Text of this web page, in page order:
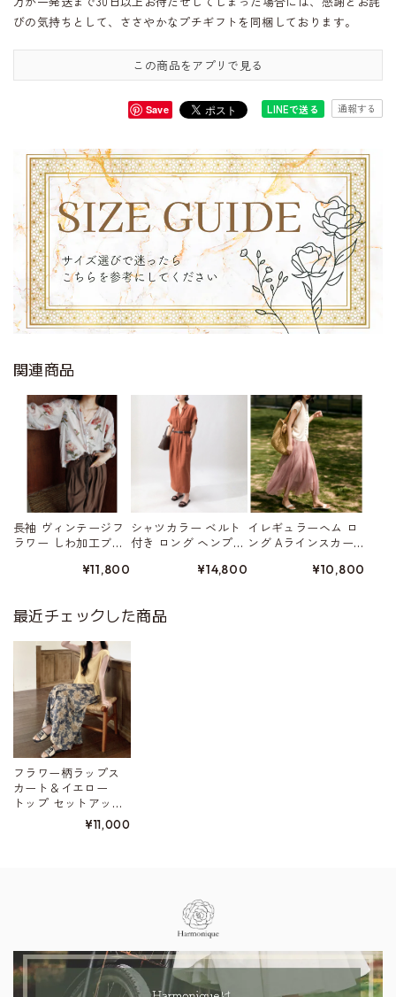
びの気持ちとして、ささやかなプチギフトを同梱しております。
この商品をアプリで見る
Save LINEで送る 通報する
関連商品
長袖 ヴィンテージフ
ラワー しわ加工ブラ
¥11,800
シャツカラー ベルト
付き ロング ヘンプ素
¥14,800
イレギュラーヘム ロ
ング Aラインスカー
¥10,800
最近チェックした商品
フラワー柄ラップス
カート＆イエロー
トップ セットアップ
¥11,000